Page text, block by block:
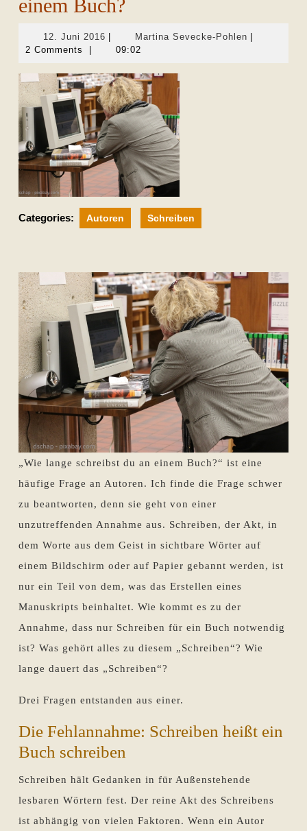
einem Buch?
12. Juni 2016 12.
Juni
Martina Sevecke-PohlenMartina
2 Comments
09:02
Categories: Autoren Schreiben
„Wie lange schreibst du an einem Buch?“ ist eine
häufige Frage an Autoren. Ich finde die Frage schwer
zu beantworten, denn sie geht von einer
unzutreffenden Annahme aus. Schreiben, der Akt, in
dem Worte aus dem Geist in sichtbare Wörter auf
einem Bildschirm oder auf Papier gebannt werden, ist
nur ein Teil von dem, was das Erstellen eines
Manuskripts beinhaltet. Wie kommt es zu der
Annahme, dass nur Schreiben für ein Buch notwendig
ist? Was gehört alles zu diesem „Schreiben“? Wie
lange dauert das „Schreiben“?
Drei Fragen entstanden aus einer.
Die Fehlannahme: Schreiben heißt ein
Buch schreiben
Schreiben hält Gedanken in für Außenstehende
lesbaren Wörtern fest. Der reine Akt des Schreibens
ist abhängig von vielen Faktoren. Wenn ein Autor